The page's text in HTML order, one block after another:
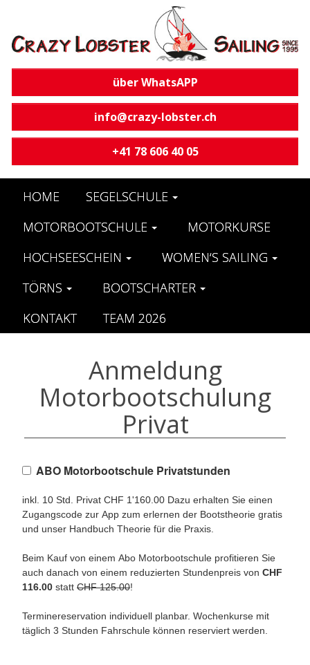
über WhatsAPP
info@crazy-lobster.ch
+41 78 606 40 05
HOME
SEGELSCHULE
MOTORBOOTSCHULE
MOTORKURSE
HOCHSEESCHEIN
WOMEN‘S SAILING
TÖRNS
BOOTSCHARTER
KONTAKT
TEAM 2026
Anmeldung
Motorbootschulung
Privat